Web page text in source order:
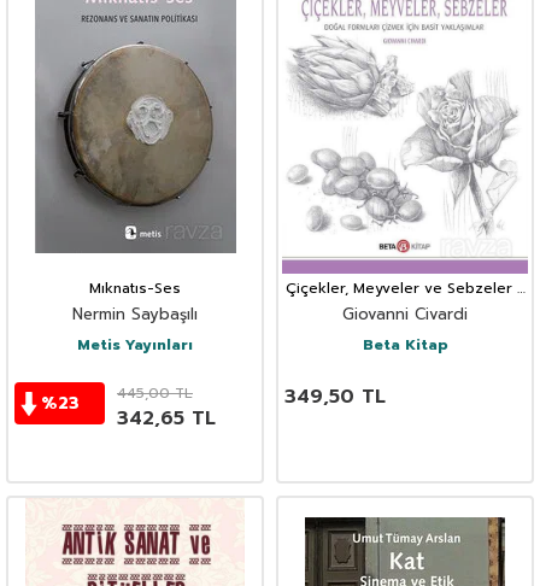
Mıknatıs-Ses
Nermin Saybaşılı
Metis Yayınları
%23 445,00TL
342,65 TL
Çiçekler, Meyveler ve Sebzeler /
Çizim Sanatı 10
Giovanni Civardi
Beta Kitap
349,50 TL